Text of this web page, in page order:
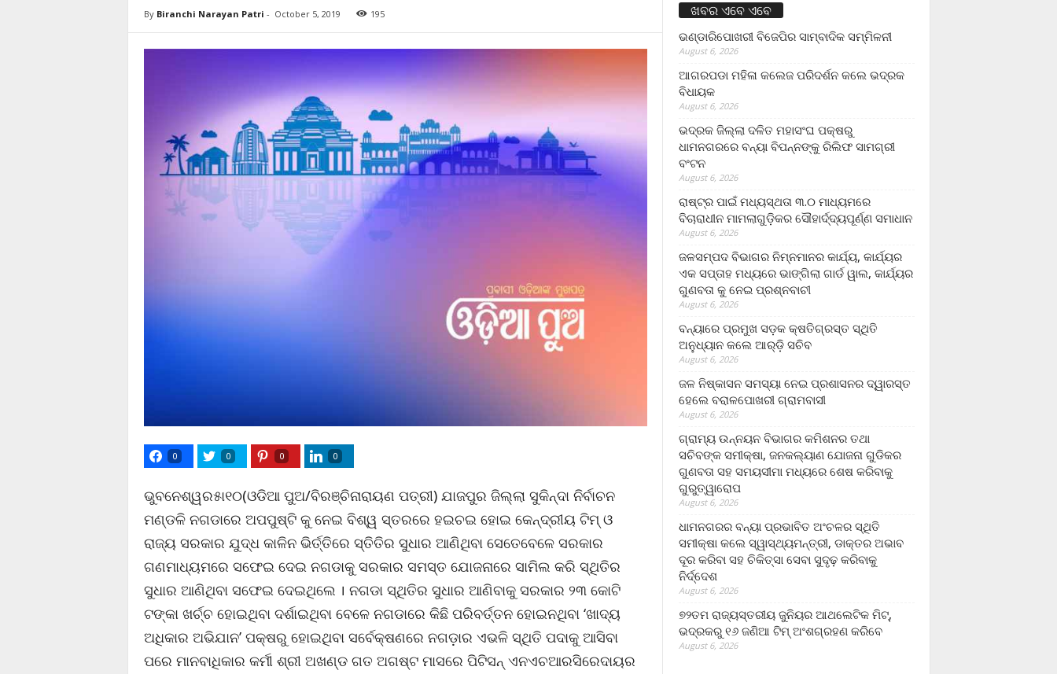
By Biranchi Narayan Patri - October 5, 2019 195
0 0 0 0
ଭୁବନେଶ୍ୱର୫ା୧୦(ଓଡିଆ ପୁଅ/ବିରଞ୍ଚିନାରାୟଣ ପତ୍ରୀ) ଯାଜପୁର ଜିଲ୍ଲା ସୁକିନ୍ଦା ନିର୍ବାଚନ
ମଣ୍ଡଳି ନଗଡାରେ ଅପପୁଷ୍ଟି କୁ ନେଇ ବିଶ୍ୱ ସ୍ତରରେ ହଇଚଇ ହୋଇ କେନ୍ଦ୍ରୀୟ ଟିମ୍ ଓ
ରାଜ୍ୟ ସରକାର ଯୁଦ୍ଧ କାଳିନ ଭିର୍ତ୍ତିରେ ସ୍ତିତିର ସୁଧାର ଆଣିଥିବା ସେତେବେଳେ ସରକାର
ଗଣମାଧ୍ୟମରେ ସଫେଇ ଦେଇ ନଗଡାକୁ ସରକାର ସମସ୍ତ ଯୋଜନାରେ ସାମିଲ କରି ସ୍ଥିତିର
ସୁଧାର ଆଣିଥିବା ସଫେଇ ଦେଇଥିଲେ । ନଗଡା ସ୍ଥିତିର ସୁଧାର ଆଣିବାକୁ ସରକାର ୨୩ କୋଟି
ଟଙ୍କା ଖର୍ଚ୍ଚ ହୋଇଥିବା ଦର୍ଶାଇଥିବା ବେଳେ ନଗଡାରେ କିଛି ପରିବର୍ତ୍ତନ ହୋଇନଥିବା ‘ଖାଦ୍ୟ
ଅଧିକାର ଅଭିଯାନ’ ପକ୍ଷରୁ ହୋଇଥିବା ସର୍ବେକ୍ଷଣରେ ନଗଡ଼ାର ଏଭଳି ସ୍ଥିତି ପଦାକୁ ଆସିବା
ପରେ ମାନବାଧିକାର କର୍ମୀ ଶ୍ରୀ ଅଖଣ୍ଡ ଗତ ଅଗଷ୍ଟ ମାସରେ ପିଟିସନ୍ ଏନଏଚଆରସିରେଦାୟର
ଖବର ଏବେ ଏବେ
ଭଣ୍ଡାରିପୋଖରୀ ବିଜେପିର ସାମ୍ବାଦିକ ସମ୍ମିଳନୀ
August 6, 2026
ଆଗରପଡା ମହିଳା କଲେଜ ପରିଦର୍ଶନ କଲେ ଭଦ୍ରକ
ବିଧାୟକ
August 6, 2026
ଭଦ୍ରକ ଜିଲ୍ଲା ଦଳିତ ମହାସଂଘ ପକ୍ଷରୁ
ଧାମନଗରରେ ବନ୍ୟା ବିପନ୍ନଙ୍କୁ ରିଲିଫ ସାମଗ୍ରୀ
ବଂଟନ
August 6, 2026
ରାଷ୍ଟ୍ର ପାଇଁ ମଧ୍ୟସ୍ଥତା ୩.୦ ମାଧ୍ୟମରେ
ବିଚାରାଧୀନ ମାମଲାଗୁଡ଼ିକର ସୌହାର୍ଦ୍ଦ୍ୟପୂର୍ଣ୍ଣ ସମାଧାନ
August 6, 2026
ଜଳସମ୍ପଦ ବିଭାଗର ନିମ୍ନମାନର କାର୍ଯ୍ୟ, କାର୍ଯ୍ୟର
ଏକ ସପ୍ତାହ ମଧ୍ୟରେ ଭାଙ୍ଗିଲା ଗାର୍ଡ ୱାଲ, କାର୍ଯ୍ୟର
ଗୁଣବତା କୁ ନେଇ ପ୍ରଶ୍ନବାଚୀ
August 6, 2026
ବନ୍ୟାରେ ପ୍ରମୁଖ ସଡ଼କ କ୍ଷତିଗ୍ରସ୍ତ ସ୍ଥିତି
ଅନୁଧ୍ୟାନ କଲେ ଆର୍‌ଡ଼ି ସଚିବ
August 6, 2026
ଜଳ ନିଷ୍କାସନ ସମସ୍ୟା ନେଇ ପ୍ରଶାସନର ଦ୍ୱାରସ୍ତ
ହେଲେ ବରାଳପୋଖରୀ ଗ୍ରାମବାସୀ
August 6, 2026
ଗ୍ରାମ୍ୟ ଉନ୍ନୟନ ବିଭାଗର କମିଶନର ତଥା
ସଚିବଙ୍କ ସମୀକ୍ଷା, ଜନକଲ୍ୟାଣ ଯୋଜନା ଗୁଡିକର
ଗୁଣବତା ସହ ସମୟସୀମା ମଧ୍ୟରେ ଶେଷ କରିବାକୁ
ଗୁରୁତ୍ୱାରୋପ
August 6, 2026
ଧାମନଗରର ବନ୍ୟା ପ୍ରଭାବିତ ଅଂଚଳର ସ୍ଥିତି
ସମୀକ୍ଷା କଲେ ସ୍ୱାସ୍ଥ୍ୟମନ୍ତ୍ରୀ, ଡାକ୍ତର ଅଭାବ
ଦୂର କରିବା ସହ ଚିକିତ୍ସା ସେବା ସୁଦୃଢ଼ କରିବାକୁ
ନିର୍ଦ୍ଦେଶ
August 6, 2026
୭୨ତମ ରାଜ୍ୟସ୍ତରୀୟ ଜୁନିୟର ଆଥଲେଟିକ ମିଟ୍‌,
ଭଦ୍ରକରୁ ୧୬ ଜଣିଆ ଟିମ୍ ଅଂଶଗ୍ରହଣ କରିବେ
August 6, 2026